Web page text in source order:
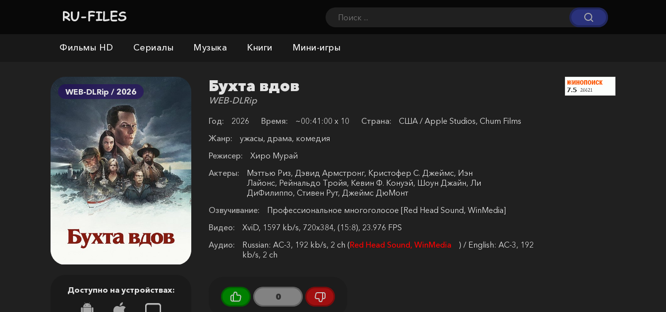
Фильмы HD Сериалы Музыка Книги Мини-игры
Бухта вдов
WEB-DLRip
Год: 2026 Время: ~00:41:00 х 10 Страна:
США / Apple Studios, Chum Films
Жанр:
ужасы, драма, комедия
Режисер:
Хиро Мурай
Актеры:
Мэттью Риз, Дэвид Армстронг, Кристофер С. Джеймс, Иэн
Лайонс, Рейнальдо Тройя, Кевин Ф. Конуэй, Шоун Джайн, Ли
ДиФилиппо, Стивен Рут, Джеймс ДюМонт
Озвучивание:
Профессиональное многоголосое [Red Head Sound, WinMedia]
Видео:
XviD, 1597 kb/s, 720x384, (15:8), 23.976 FPS
Аудио:
Russian: AC-3, 192 kb/s, 2 ch (Red Head Sound, WinMedia
) / English: AC-3, 192
kb/s, 2 ch
0
WEB-DLRip / 2026
Доступно на устройствах: